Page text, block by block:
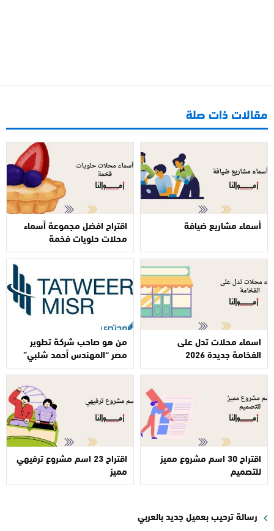
مقالات ذات صلة
أسماء مشاريع ضيافة اقتراح افضل مجموعة أسماء
محلات حلويات فخمة
اسماء محلات تدل على
الفخامة جديدة 2026
من هو صاحب شركة تطوير
مصر “المهندس أحمد شلبي”
اقتراح 30 اسم مشروع مميز
للتصميم
اقتراح 23 اسم مشروع ترفيهي
مميز
رسالة ترحيب بعميل جديد بالعربي